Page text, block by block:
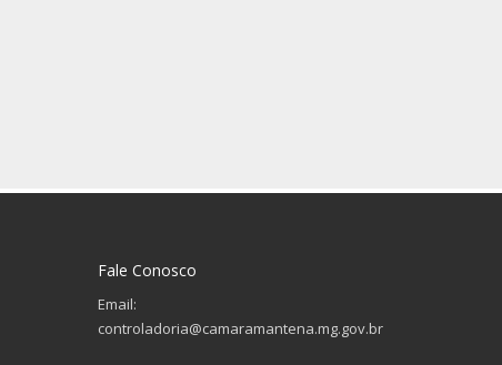
Fale Conosco
Email:
controladoria@camaramantena.mg.gov.br